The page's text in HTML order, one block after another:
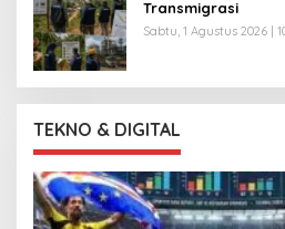
Transmigrasi
Sabtu, 1 Agustus 2026 |
TEKNO & DIGITAL